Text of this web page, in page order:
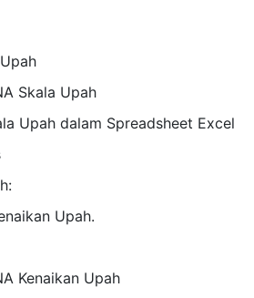
Skala Upah
Upah dalam Spreadsheet Excel
Upah.
Kenaikan Upah